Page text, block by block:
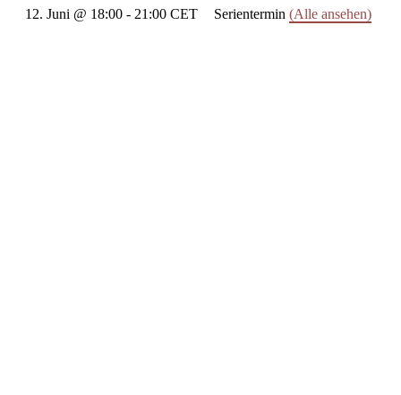
12. Juni @ 18:00 - 21:00 CET Serientermin (Alle ansehen)